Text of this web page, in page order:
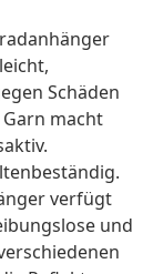
Schäden
macht
verfügt
und